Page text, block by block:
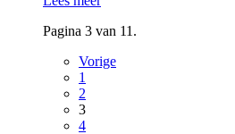
Pagina 3 van 11.
Vorige
1
2
3
4